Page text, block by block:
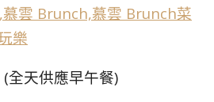
(全天供應早午餐)